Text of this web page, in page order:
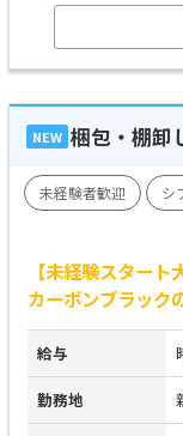
NEW 梱包・棚卸
未経験者歓迎 シ
【未経験スター
カーボンブラック
給与
勤務地